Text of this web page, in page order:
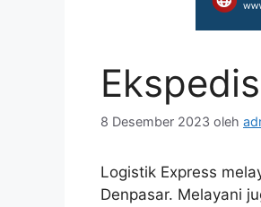
8 Desember 2023 oleh
Logistik Express
Denpasar. Melayani